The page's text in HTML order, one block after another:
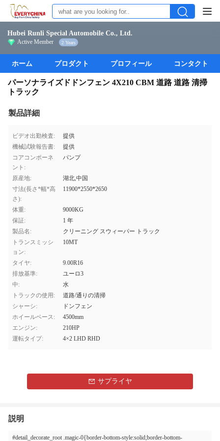
Hubei Runli Special Automobile Co., Ltd.
Active Member 2 Years
ホーム プロダクト プロフィール コンタクト
パーソナライズドドンフェン 4X210 CBM 道路 道路 清掃
トラック
製品詳細
ビデオ出勤検査:
提供
機械試験報告書:
提供
コアコンポーネ
ント:
パンプ
原産地:
湖北,中国
寸法(長さ*幅*高
さ):
11900*2550*2650
体重:
9000KG
保証:
1 年
製品名:
クリーニング スウィーパー トラック
トランスミッシ
ョン:
10MT
タイヤ:
9.00R16
排放基準:
ユーロ3
中:
水
トラックの使用:
道路/通りの清掃
シャーシ:
ドンフェン
ホイールベース:
4500mm
エンジン:
210HP
運転タイプ:
4×2 LHD RHD
サプライヤ
説明
#detail_decorate_root .magic-0{border-bottom-style:solid;border-bottom-